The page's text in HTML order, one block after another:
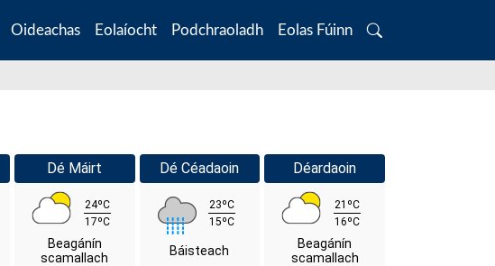
Oideachas Eolaíocht Podchraoladh Eolas Fúinn
Search
Dé Máirt
24ºC
17ºC
Beagánín
scamallach
Dé Céadaoin
23ºC
15ºC
Báisteach
Déardaoin
21ºC
16ºC
Beagánín
scamallach